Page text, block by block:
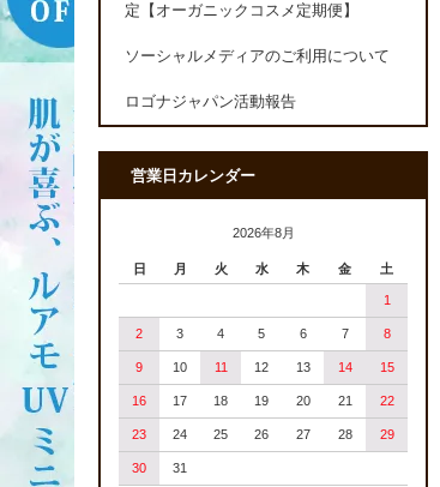
定【オーガニックコスメ定期便】
ソーシャルメディアのご利用について
ロゴナジャパン活動報告
営業日カレンダー
2026年8月
日 月 火 水 木 金 土
1
2 3 4 5 6 7 8
9 10 11 12 13 14 15
16 17 18 19 20 21 22
23 24 25 26 27 28 29
30 31